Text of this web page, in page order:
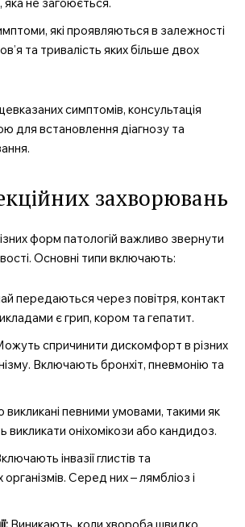
які проявляються в залежності
та тривалість яких більше двох
симптомів, консультація
для встановлення діагнозу та
захворювань
форм патологій важливо звернути
Основні типи включають:
передаються через повітря, контакт
є грип, кором та гепатит.
спричинити дискомфорт в різних
Включають бронхіт, пневмонію та
викликані певними умовами, такими як
оніхомікози або кандидоз.
інвазії глистів та
Серед них – лямбліоз і